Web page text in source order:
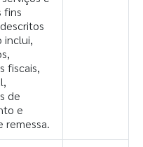
fins
inclui,
fiscais,
de
e
remessa.